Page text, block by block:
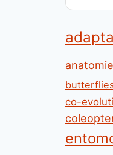
anatomie
co-